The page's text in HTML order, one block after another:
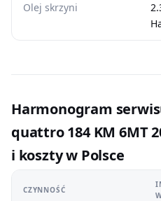
Olej skrzyni
Harmonogram
quattro 184 KM 6MT
i koszty w Polsce
CZYNNOŚĆ